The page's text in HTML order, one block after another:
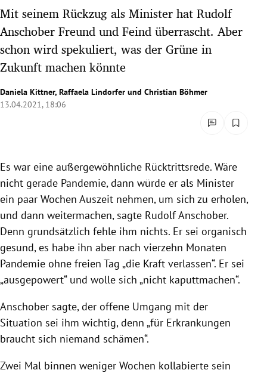
Untermenü
Untermenü
Untermenü
Untermenü
Mit seinem Rückzug als Minister hat Rudolf
Anschober Freund und Feind überrascht. Aber
schon wird spekuliert, was der Grüne in
Zukunft machen könnte
Daniela Kittner, Raffaela Lindorfer und Christian Böhmer
13.04.2021, 18:06
Es war eine außergewöhnliche Rücktrittsrede. Wäre
nicht gerade Pandemie, dann würde er als Minister
ein paar Wochen Auszeit nehmen, um sich zu erholen,
und dann weitermachen, sagte Rudolf Anschober.
Denn grundsätzlich fehle ihm nichts. Er sei organisch
gesund, es habe ihn aber nach vierzehn Monaten
Pandemie ohne freien Tag „die Kraft verlassen“. Er sei
„ausgepowert“ und wolle sich „nicht kaputtmachen“.
Anschober sagte, der offene Umgang mit der
Situation sei ihm wichtig, denn „für Erkrankungen
braucht sich niemand schämen“.
Zwei Mal binnen weniger Wochen kollabierte sein